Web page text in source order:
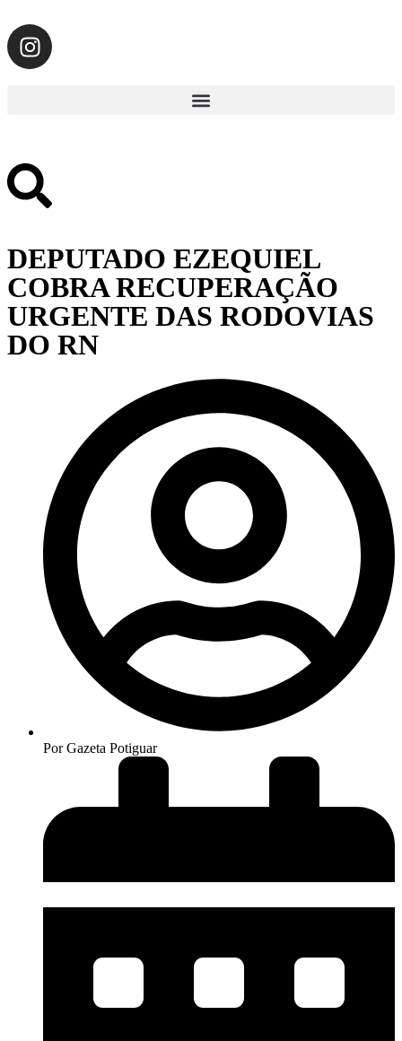
DEPUTADO EZEQUIEL
COBRA RECUPERAÇÃO
URGENTE DAS RODOVIAS
DO RN
PorGazeta Potiguar